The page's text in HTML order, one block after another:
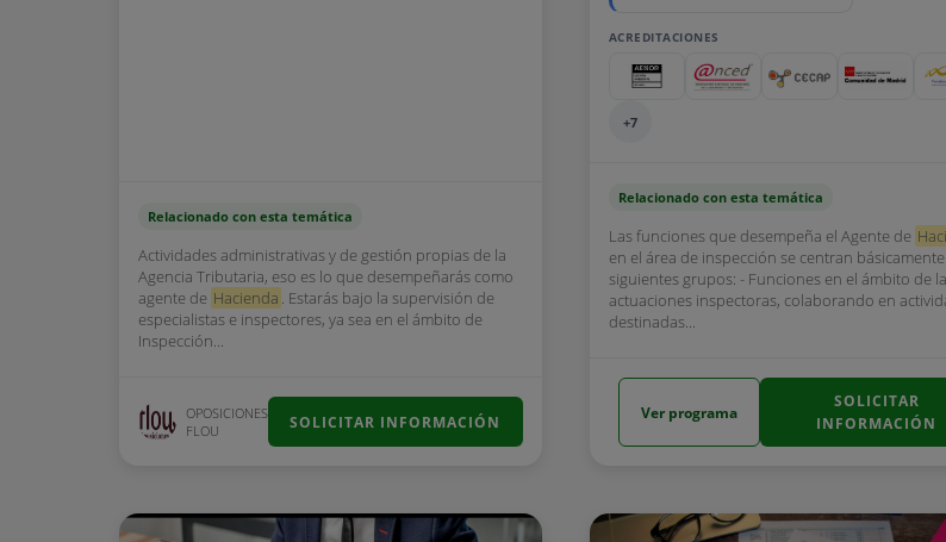
Relacionado con esta temática
Actividades administrativas y de gestión propias de la
Agencia Tributaria, eso es lo que desempeñarás como
agente de Hacienda . Estarás bajo la supervisión de
especialistas e inspectores, ya sea en el ámbito de
Inspección...
OPOSICIONES
FLOU
SOLICITAR INFORMACIÓN
ACREDITACIONES
+7
Relacionado con esta temática
Las funciones que desempeña el Agente de
en el área de inspección se centran
siguientes grupos: - Funciones en el ámbito de
actuaciones inspectoras, colaborando en
destinadas...
Ver programa
SOLICITAR
INFORMACIÓN